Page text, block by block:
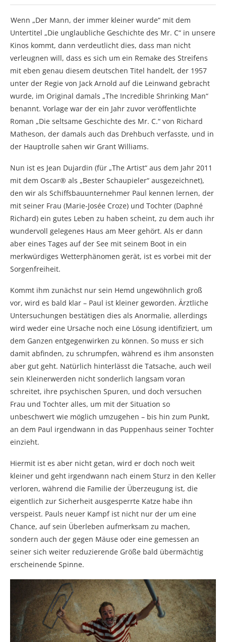
Wenn „Der Mann, der immer kleiner wurde“ mit dem
Untertitel „Die unglaubliche Geschichte des Mr. C“ in unsere
Kinos kommt, dann verdeutlicht dies, dass man nicht
verleugnen will, dass es sich um ein Remake des Streifens
mit eben genau diesem deutschen Titel handelt, der 1957
unter der Regie von Jack Arnold auf die Leinwand gebracht
wurde, im Original damals „The Incredible Shrinking Man“
benannt. Vorlage war der ein Jahr zuvor veröffentlichte
Roman „Die seltsame Geschichte des Mr. C.“ von Richard
Matheson, der damals auch das Drehbuch verfasste, und in
der Hauptrolle sahen wir Grant Williams.
Nun ist es Jean Dujardin (für „The Artist“ aus dem Jahr 2011
mit dem Oscar® als „Bester Schaupieler“ ausgezeichnet),
den wir als Schiffsbauunternehmer Paul kennen lernen, der
mit seiner Frau (Marie-Josée Croze) und Tochter (Daphné
Richard) ein gutes Leben zu haben scheint, zu dem auch ihr
wundervoll gelegenes Haus am Meer gehört. Als er dann
aber eines Tages auf der See mit seinem Boot in ein
merkwürdiges Wetterphänomen gerät, ist es vorbei mit der
Sorgenfreiheit.
Kommt ihm zunächst nur sein Hemd ungewöhnlich groß
vor, wird es bald klar – Paul ist kleiner geworden. Ärztliche
Untersuchungen bestätigen dies als Anormalie, allerdings
wird weder eine Ursache noch eine Lösung identifiziert, um
dem Ganzen entgegenwirken zu können. So muss er sich
damit abfinden, zu schrumpfen, während es ihm ansonsten
aber gut geht. Natürlich hinterlässt die Tatsache, auch weil
sein Kleinerwerden nicht sonderlich langsam voran
schreitet, ihre psychischen Spuren, und doch versuchen
Frau und Tochter alles, um mit der Situation so
unbeschwert wie möglich umzugehen – bis hin zum Punkt,
an dem Paul irgendwann in das Puppenhaus seiner Tochter
einzieht.
Hiermit ist es aber nicht getan, wird er doch noch weit
kleiner und geht irgendwann nach einem Sturz in den Keller
verloren, während die Familie der Überzeugung ist, die
eigentlich zur Sicherheit ausgesperrte Katze habe ihn
verspeist. Pauls neuer Kampf ist nicht nur der um eine
Chance, auf sein Überleben aufmerksam zu machen,
sondern auch der gegen Mäuse oder eine gemessen an
seiner sich weiter reduzierende Größe bald übermächtig
erscheinende Spinne.